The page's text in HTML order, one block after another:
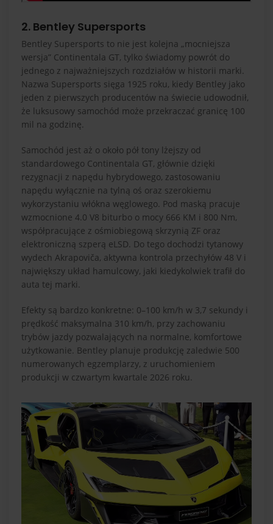
2. Bentley Supersports
Bentley Supersports to nie jest kolejna „mocniejsza
wersja” Continentala GT, tylko świadomy powrót do
jednego z najważniejszych rozdziałów w historii marki.
Nazwa Supersports sięga 1925 roku, kiedy Bentley jako
jeden z pierwszych producentów na świecie udowodnił,
że luksusowy samochód może przekraczać granicę 100
mil na godzinę.
Samochód jest aż o około pół tony lżejszy od
standardowego Continentala GT, głównie dzięki
rezygnacji z napędu hybrydowego, zastosowaniu
napędu wyłącznie na tylną oś oraz szerokiemu
wykorzystaniu włókna węglowego. Pod maską pracuje
wzmocnione 4.0 V8 biturbo o mocy 666 KM i 800 Nm,
współpracujące z ośmiobiegową skrzynią ZF oraz
elektroniczną szperą eLSD. Do tego dochodzi tytanowy
wydech Akrapoviča, aktywna kontrola przechyłów 48 V i
największy układ hamulcowy, jaki kiedykolwiek trafił do
auta tej marki.
Efekty są bardzo konkretne: 0–100 km/h w 3,7 sekundy i
prędkość maksymalna 310 km/h, przy zachowaniu
trybów jazdy pozwalających na normalne, komfortowe
użytkowanie. Bentley planuje produkcję zaledwie 500
numerowanych egzemplarzy, z uruchomieniem
produkcji w czwartym kwartale 2026 roku.